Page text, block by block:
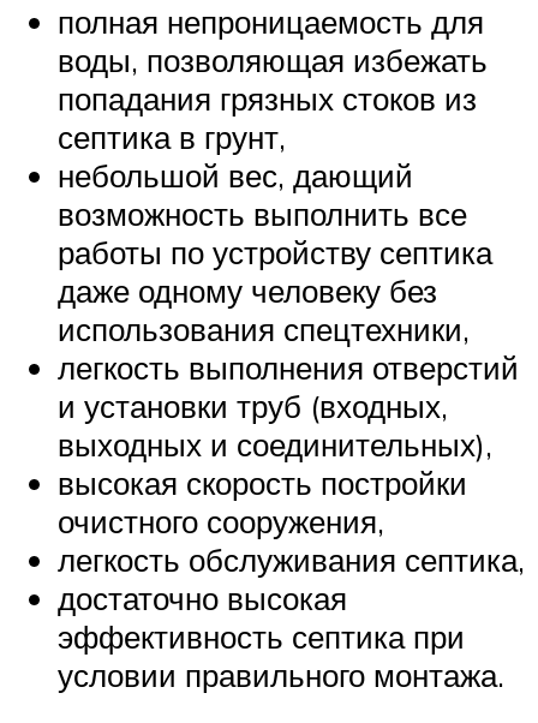
полная непроницаемость для
воды, позволяющая избежать
попадания грязных стоков из
септика в грунт,
небольшой вес, дающий
возможность выполнить все
работы по устройству септика
даже одному человеку без
использования спецтехники,
легкость выполнения отверстий
и установки труб (входных,
выходных и соединительных),
высокая скорость постройки
очистного сооружения,
легкость обслуживания септика,
достаточно высокая
эффективность септика при
условии правильного монтажа.